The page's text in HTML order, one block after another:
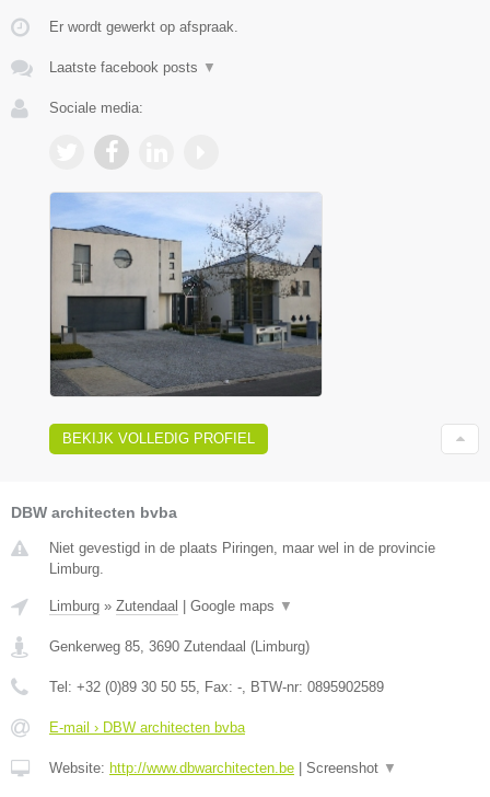
Er wordt gewerkt op afspraak.
Laatste facebook posts ▼
Sociale media:
BEKIJK VOLLEDIG PROFIEL
DBW architecten bvba
Niet gevestigd in de plaats Piringen, maar wel in de provincie
Limburg.
Limburg » Zutendaal Google maps ▼
Genkerweg 85 3690 Zutendaal ( Limburg)
Tel: +32 (0)89 30 50 55 , Fax: - , BTW-nr: 0895902589
E-mail › DBW architecten bvba
Website: http://www.dbwarchitecten.be Screenshot ▼